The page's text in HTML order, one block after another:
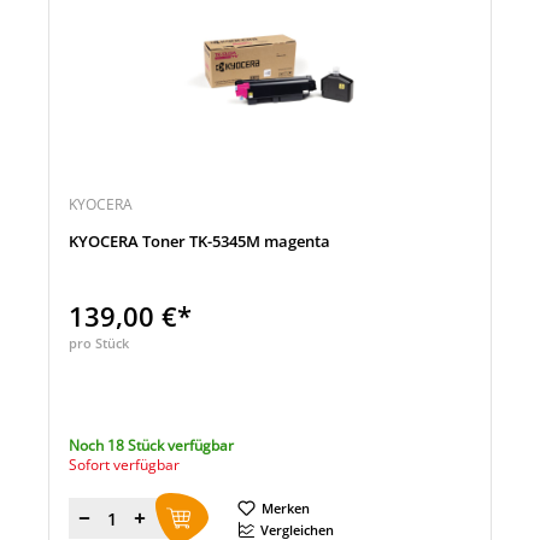
KYOCERA
KYOCERA Toner TK-5345M magenta
139,00 €*
pro Stück
Noch 18 Stück verfügbar
Sofort verfügbar
Menge
Merken
Vergleichen